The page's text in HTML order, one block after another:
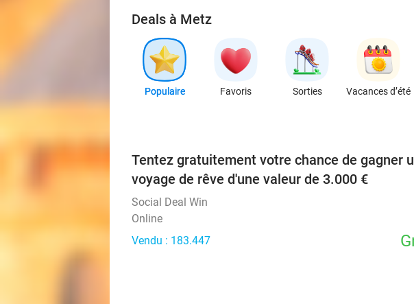
Deals à Metz
Populaire Favoris Sorties Vacances d’été
Tentez gratuitement votre chance de gagner
voyage de rêve d'une valeur de 3.000 €
Social Deal Win
Online
Vendu : 183.447